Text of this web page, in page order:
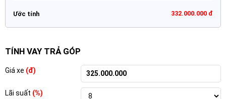
Ước tính 332.000.000 đ
TÍNH VAY TRẢ GÓP
Giá xe (đ)
Lãi suất (%)